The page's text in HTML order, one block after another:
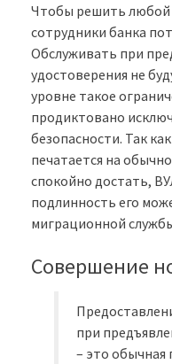
Чтобы решить
сотрудники банка
Обслуживать при
удостоверения не
уровне такое
продиктовано
безопасности. Так
печатается на
спокойно достать,
подлинность его
миграционной
Совершение
при
– это обычная